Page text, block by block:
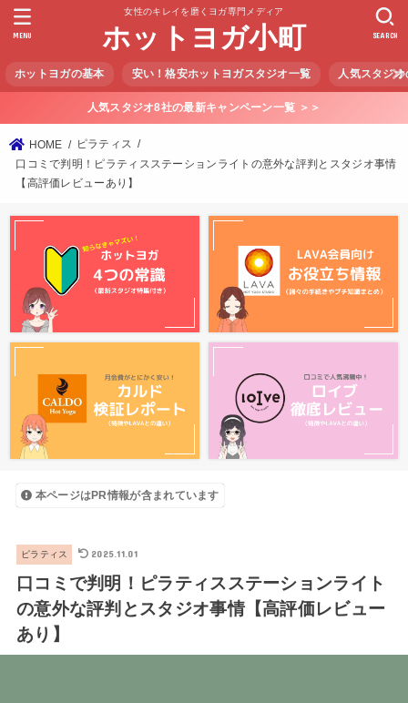
女性のキレイを磨くヨガ専門メディア
ホットヨガ小町
ホットヨガの基本 安い！格安ホットヨガスタジオ一覧 人気スタジ
SEARCH
MENU
人気スタジオ8社の最新キャンペーン一覧 ＞＞
HOME
ピラティス
口コミで判明！ピラティスステーションライトの意外な評判とスタジオ事情
【高評価レビューあり】
本ページはPR情報が含まれています
ピラティス 2025.11.01
口コミで判明！ピラティスステーションライト
の意外な評判とスタジオ事情【高評価レビュー
あり】